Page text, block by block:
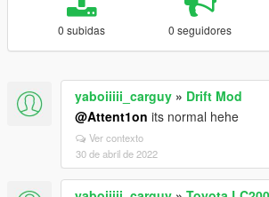
0 subidas 0 seguidores
yaboiiiii_carguy » Drift Mod
@Attent1on its normal hehe
Ver contexto
30 de abril de 2022